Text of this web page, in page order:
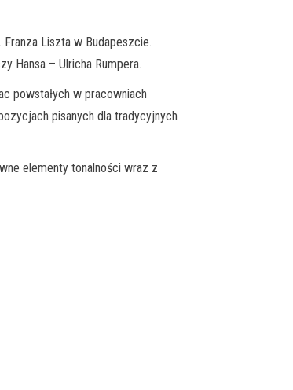
Liszta w Budapeszcie.
Hansa – Ulricha Rumpera.
powstałych w pracowniach
pisanych dla tradycyjnych
elementy tonalności wraz z